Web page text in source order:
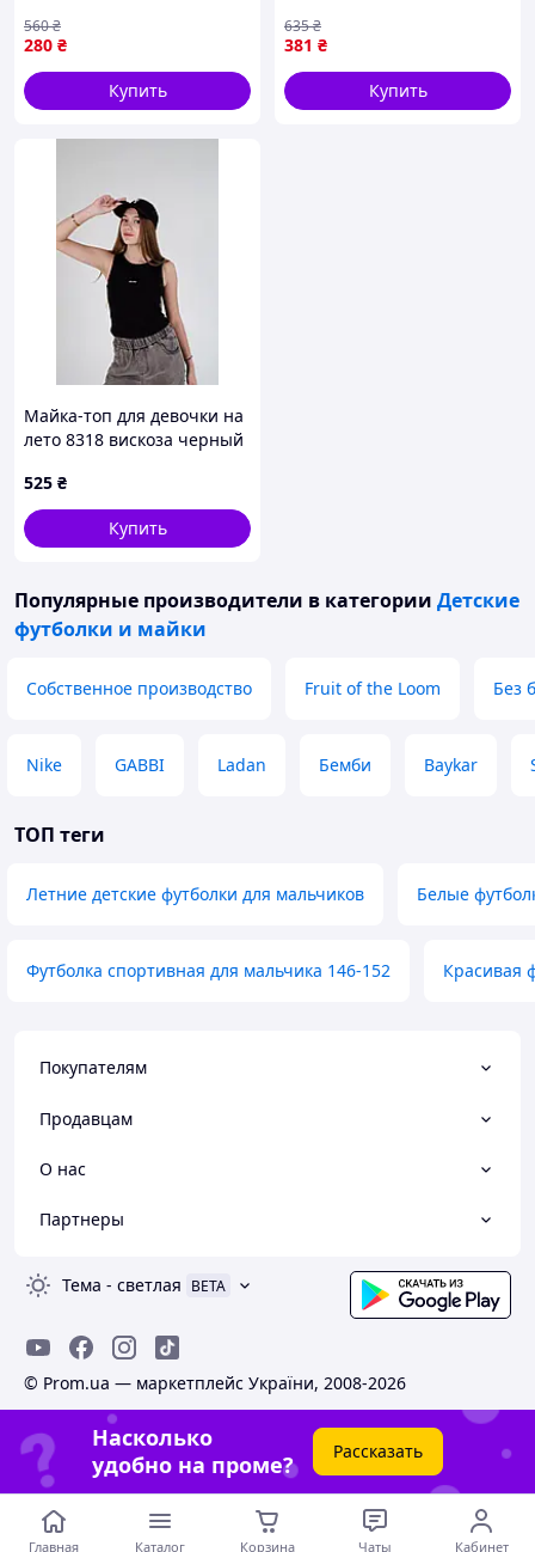
хлопка для повседневной
носки
280 ₴
560₴
Купить
140(р)
381 ₴
635₴
Купить
Майка-топ для девочки на
лето 8318 вискоза черный
525 ₴
Купить
Популярные производители в категории Детские
футболки и майки
Собственное производство Fruit of the Loom Без
Nike GABBI Ladan Бемби Baykar
ТОП теги
Летние детские футболки для мальчиков Белые
Футболка спортивная для мальчика 146-152 Красивая
Покупателям
Продавцам
О нас
Партнеры
Тема - светлая BETA
© Prom.ua — маркетплейс України, 2008-2026
Насколько
удобно на проме?
Рассказать
Главная Каталог Корзина Чаты Кабинет